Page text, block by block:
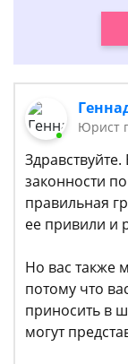
Юрист
законности
правильная
ее привили и
Но вас также
потому что
приносить в
могут